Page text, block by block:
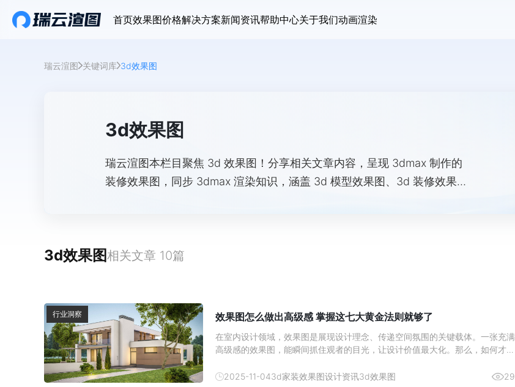
首页效果图价格解决方案新闻资讯帮助中心关于我们动画渲染
瑞云渲图 关键词库 3d效果图
3d效果图
瑞云渲图本栏目聚焦 3d 效果图！分享相关文章内容，呈现 3dmax 制作的
装修效果图，同步 3dmax 渲染知识，涵盖 3d 模型效果图、3d 装修效果图
3d效果图相关文章 10篇
行业洞察 效果图怎么做出高级感 掌握这七大黄金法则就够了
在室内设计领域，效果图是展现设计理念、传递空间氛围的关键载体。一张充满
高级感的效果图，能瞬间抓住观者的目光，让设计价值最大化。那么，如何才能
2025-11-043d家装效果图设计资讯3d效果图 29